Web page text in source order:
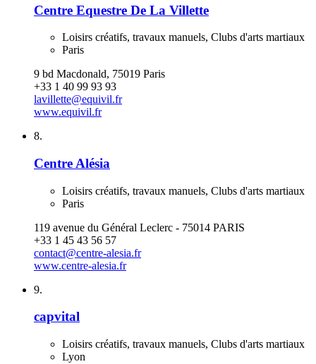
Centre Equestre De La Villette
Loisirs créatifs, travaux manuels, Clubs d'arts martiaux
Paris
9 bd Macdonald, 75019 Paris
+33 1 40 99 93 93
lavillette@equivil.fr
www.equivil.fr
8.
Centre Alésia
Loisirs créatifs, travaux manuels, Clubs d'arts martiaux
Paris
119 avenue du Général Leclerc - 75014 PARIS
+33 1 45 43 56 57
contact@centre-alesia.fr
www.centre-alesia.fr
9.
capvital
Loisirs créatifs, travaux manuels, Clubs d'arts martiaux
Lyon